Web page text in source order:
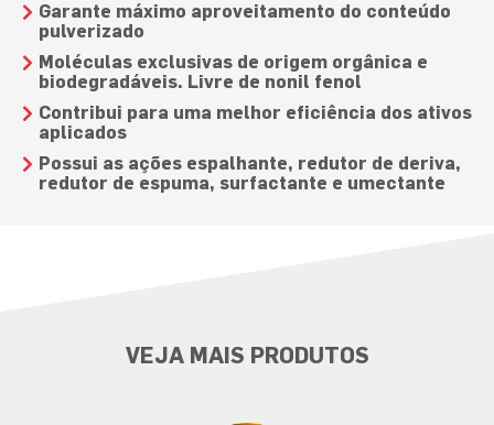
Garante máximo aproveitamento do conteúdo
pulverizado
Moléculas exclusivas de origem orgânica e
biodegradáveis. Livre de nonil fenol
Contribui para uma melhor eficiência dos ativos
aplicados
Possui as ações espalhante, redutor de deriva,
redutor de espuma, surfactante e umectante
VEJA MAIS PRODUTOS